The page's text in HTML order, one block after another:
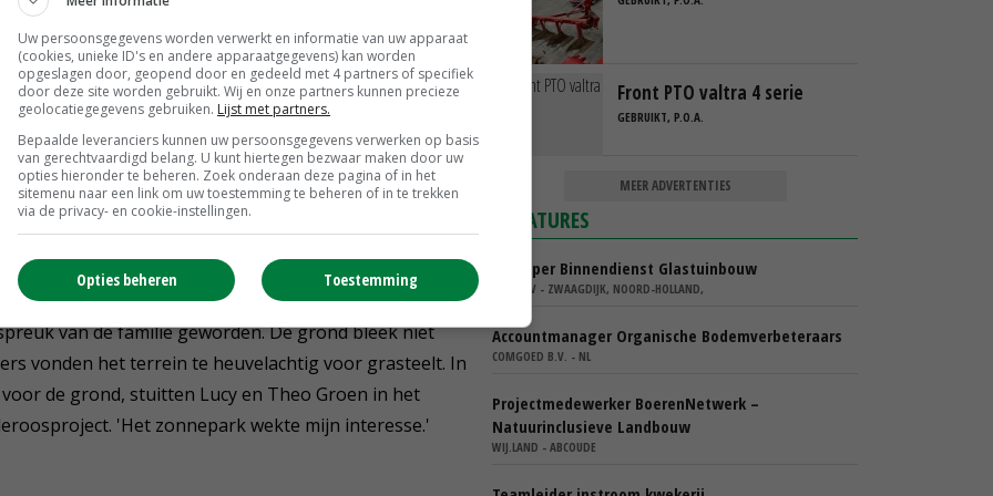
geïmporteerd, dus schakelden we over op
een groeimarkt. Daar werden hoge prijzen voor
in 2005 de grens dichtgooiden voor sierteelt, was het
pijn, omdat onze zoon net drie jaar daarvoor het
ons geen doorstart.'
van de familie geworden. De grond bleek niet
vonden het terrein te heuvelachtig voor grasteelt. In
de grond, stuitten Lucy en Theo Groen in het
'Het zonnepark wekte mijn interesse.'
Front PTO valtra 4 serie
GEBRUIKT, P.O.A.
MEER ADVERTENTIES
VACATURES
Verkoper Binnendienst Glastuinbouw
KARO BV - ZWAAGDIJK, NOORD-HOLLAND,
Accountmanager Organische Bodemverbeteraars
COMGOED B.V. - NL
Projectmedewerker BoerenNetwerk –
Natuurinclusieve Landbouw
WIJ.LAND - ABCOUDE
Uw persoonsgegevens worden verwerkt en informatie van uw apparaat
(cookies, unieke ID's en andere apparaatgegevens) kan worden
opgeslagen door, geopend door en gedeeld met 4 partners of specifiek
door deze site worden gebruikt. Wij en onze partners kunnen precieze
geolocatiegegevens gebruiken. Lijst met partners.
Bepaalde leveranciers kunnen uw persoonsgegevens verwerken op basis
van gerechtvaardigd belang. U kunt hiertegen bezwaar maken door uw
opties hieronder te beheren. Zoek onderaan deze pagina of in het
sitemenu naar een link om uw toestemming te beheren of in te trekken
via de privacy- en cookie-instellingen.
Toestemming
Opties beheren